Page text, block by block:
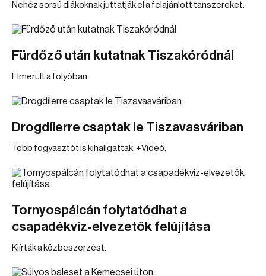
Nehéz sorsú diákoknak juttatják el a felajánlott tanszereket.
Fürdőző után kutatnak Tiszakóródnál
Elmerült a folyóban.
Drogdílerre csaptak le Tiszavasváriban
Több fogyasztót is kihallgattak. +Videó.
Tornyospálcán folytatódhat a
csapadékvíz-elvezetők felújítása
Kiírták a közbeszerzést.